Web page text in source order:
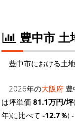
豊中市 土
豊中市における土
2026年の大阪府
は坪単価 81.1万円/坪
年)に比べて -12.7％(